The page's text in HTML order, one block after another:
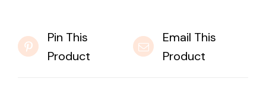
Pin This
Product
Email This
Product